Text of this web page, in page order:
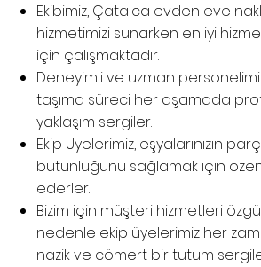
Ekibimiz, Çatalca evden eve
hizmetimizi sunarken en iyi
için çalışmaktadır.
Deneyimli ve uzman
taşıma süreci her aşamada
yaklaşım sergiler.
Ekip Üyelerimiz, eşyalarınızın
bütünlüğünü sağlamak için
ederler.
Bizim için müşteri hizmetleri
nedenle ekip üyelerimiz her
nazik ve cömert bir tutum